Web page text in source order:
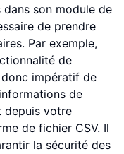
son module de
de prendre
Par exemple,
de
impératif de
de
depuis votre
de fichier CSV. Il
la sécurité des